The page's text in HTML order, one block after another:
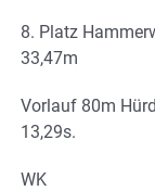
8. Platz
33,47m
Vorlauf 80m
13,29s.
WK